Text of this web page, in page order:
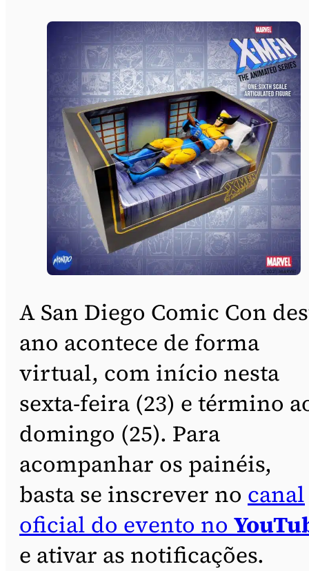
A San Diego Comic Con
ano acontece de forma
virtual, com início nesta
sexta-feira (23) e término
domingo (25). Para
acompanhar os painéis,
basta se inscrever no canal
oficial do evento no
e ativar as notificações.